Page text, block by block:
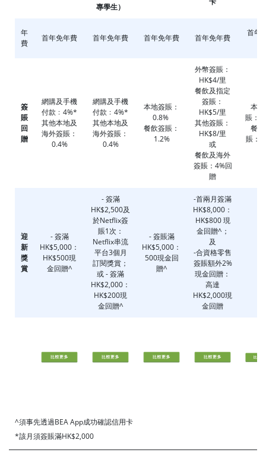
專學生）
年
費
首年免年費 首年免年費 首年免年費 首年免年費
首年
簽
賬
回
贈
網購及手機
付款﹕4%*
其他本地及
海外簽賬：
0.4%
網購及手機
付款﹕4%*
其他本地及
海外簽賬：
0.4%
本地簽賬：
0.8%
餐飲簽賬：
1.2%
外幣簽賬：
HK$4/里
餐飲及指定
簽賬：
HK$5/里
其他簽賬：
HK$8/里
或
餐飲及海外
簽賬：4%回
贈
本
賬：
餐
賬：
迎
新
獎
賞
- 簽滿
HK$5,000：
HK$500現
金回贈^
- 簽滿
HK$2,500及
於Netflix簽
賬1次：
Netflix串流
平台3個月
訂閱獎賞；
或 - 簽滿
HK$2,000：
HK$200現
金回贈^
- 簽賬滿
HK$5,000：
500現金回
贈^
-首兩月簽滿
HK$8,000：
HK$800 現
金回贈^；
及
-合資格零售
簽賬額外2%
現金回贈：
高達
HK$2,000現
金回贈
^須事先透過BEA App成功確認信用卡
*該月須簽賬滿HK$2,000